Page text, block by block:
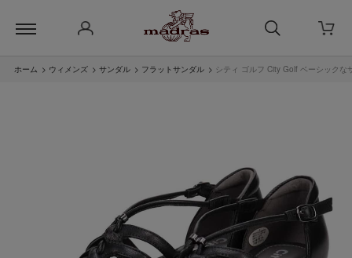
ホーム > ウィメンズ > サンダル > フラットサンダル > シティ ゴルフ City Golf ベーシック